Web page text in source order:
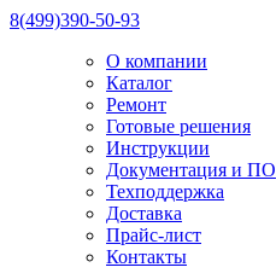
8(499)390-50-93
О компании
Каталог
Ремонт
Готовые решения
Инструкции
Документация и ПО
Техподдержка
Доставка
Прайс-лист
Контакты